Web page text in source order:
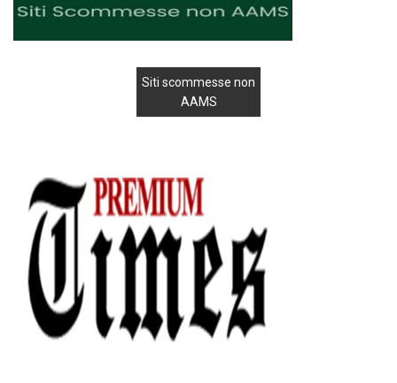
Siti scommesse non
AAMS